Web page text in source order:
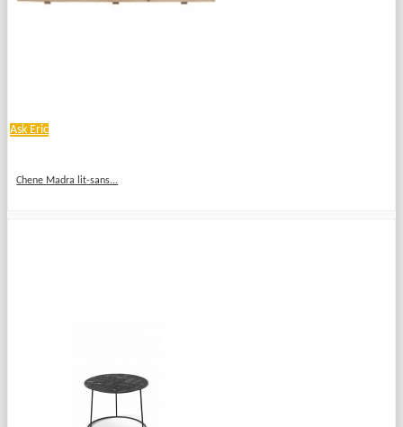
Ask Eric
Chene Madra lit-sans...